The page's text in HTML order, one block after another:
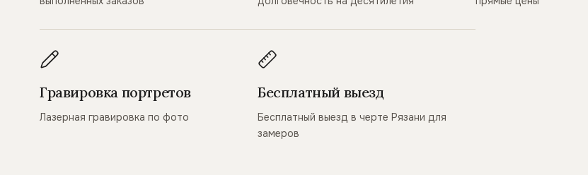
Гравировка портретов
Лазерная гравировка по фото
Бесплатный выезд
Бесплатный выезд в черте Рязани для
замеров